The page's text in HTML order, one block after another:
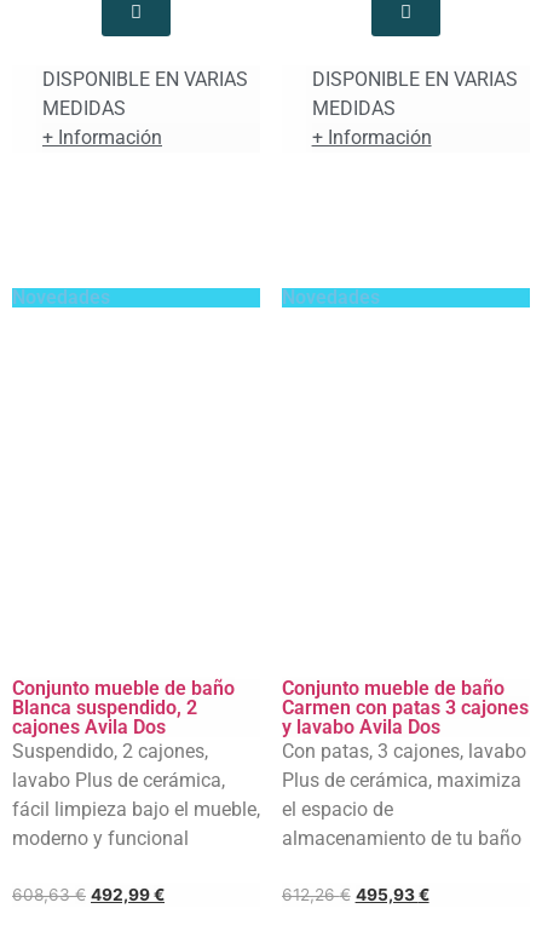
DISPONIBLE EN VARIAS
MEDIDAS
+ Información
DISPONIBLE EN VARIAS
MEDIDAS
+ Información
Novedades
Conjunto mueble de baño
Blanca suspendido, 2
cajones Avila Dos
Suspendido, 2 cajones,
lavabo Plus de cerámica,
fácil limpieza bajo el mueble,
moderno y funcional
608,63€ 492,99€
Novedades
Conjunto mueble de baño
Carmen con patas 3 cajones
y lavabo Avila Dos
Con patas, 3 cajones, lavabo
Plus de cerámica, maximiza
el espacio de
almacenamiento de tu baño
612,26€ 495,93€